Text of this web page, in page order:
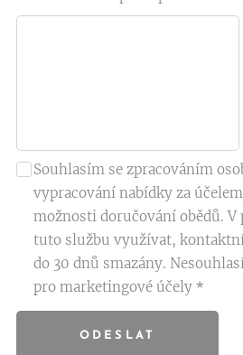
Souhlasím se zpracováním
vypracování nabídky za
možnosti doručování obědů. V
tuto službu využívat,
do 30 dnů smazány.
pro marketingové účely
ODESLAT